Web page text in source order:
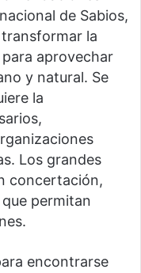
de Sabios,
la
aprovechar
y natural. Se
la
Los grandes
concertación,
permitan
encontrarse